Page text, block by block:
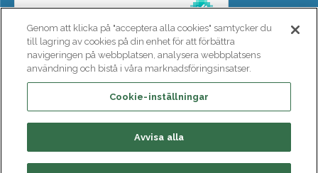
SKICKA
Genom att klicka på "acceptera alla cookies" samtycker du
till lagring av cookies på din enhet för att förbättra
navigeringen på webbplatsen, analysera webbplatsens
användning och bistå i våra marknadsföringsinsatser.
Cookie-inställningar
Avvisa alla